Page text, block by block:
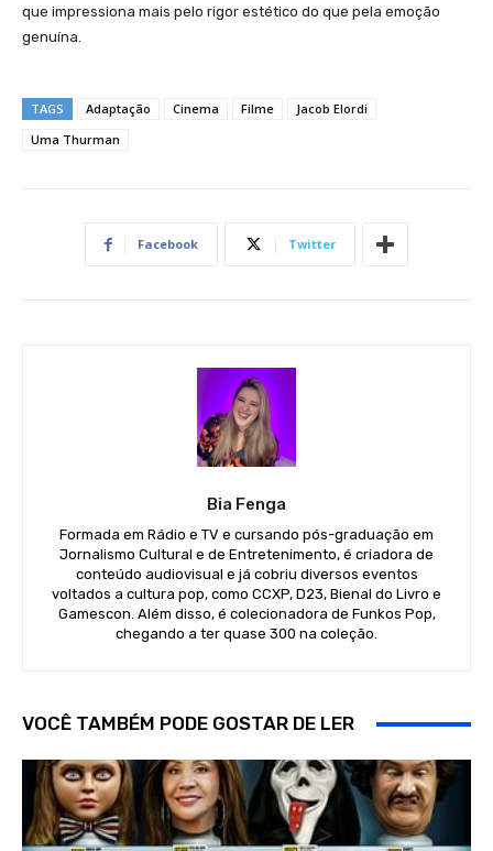
que impressiona mais pelo rigor estético do que pela emoção
genuína.
TAGS Adaptação Cinema Filme
Jacob Elordi
Uma Thurman
Facebook Twitter
Bia Fenga
Formada em Rádio e TV e cursando pós-graduação em
Jornalismo Cultural e de Entretenimento, é criadora de
conteúdo audiovisual e já cobriu diversos eventos
voltados a cultura pop, como CCXP, D23, Bienal do Livro e
Gamescon. Além disso, é colecionadora de Funkos Pop,
chegando a ter quase 300 na coleção.
VOCÊ TAMBÉM PODE GOSTAR DE LER